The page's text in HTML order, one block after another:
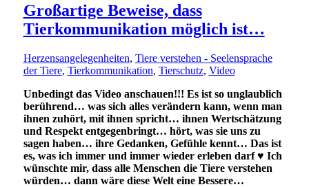
Großartige Beweise, dass
Tierkommunikation möglich ist…
Herzensangelegenheiten, Tiere verstehen - Seelensprache
der Tiere, Tierkommunikation, Tierschutz, Video
Unbedingt das Video anschauen!!! Es ist so unglaublich
berührend… was sich alles verändern kann, wenn man
ihnen zuhört, mit ihnen spricht… ihnen Wertschätzung
und Respekt entgegenbringt… hört, was sie uns zu
sagen haben… ihre Gedanken, Gefühle kennt… Das ist
es, was ich immer und immer wieder erleben darf♥ Ich
wünschte mir, dass alle Menschen die Tiere verstehen
würden… dann wäre diese Welt eine Bessere…